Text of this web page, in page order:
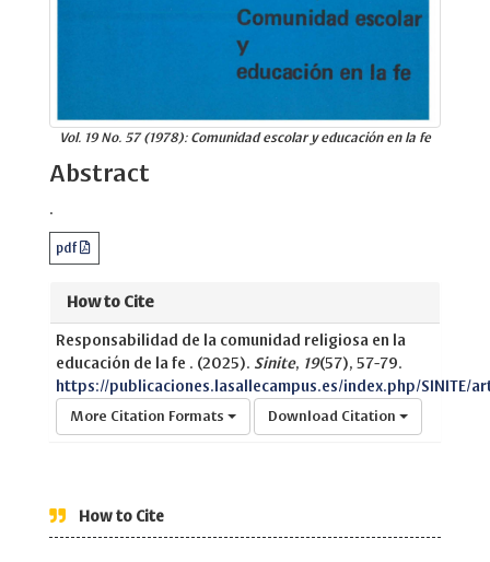
Vol. 19 No. 57 (1978): Comunidad escolar y educación en la fe
Abstract
.
pdf
How to Cite
Responsabilidad de la comunidad religiosa en la
educación de la fe . (2025). Sinite, 19(57), 57-79.
https://publicaciones.lasallecampus.es/index.php/SINITE/
More Citation Formats Download Citation
How to Cite